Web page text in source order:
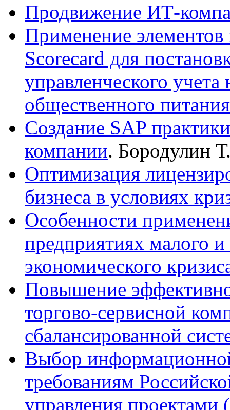
Продвижение ИТ-
Применение
Scorecard для
управленческого
общественного питания
Создание SAP
компании. Бородулин
Оптимизация
бизнеса в условиях
Особенности
предприятиях малого и
экономического
Повышение
торгово-сервисной
сбалансированной
Выбор
требованиям
управления